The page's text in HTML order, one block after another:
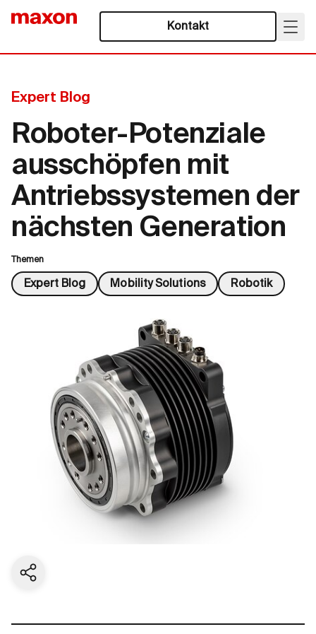
Kontakt
Expert Blog
Roboter-Potenziale
ausschöpfen mit
Antriebssystemen der
nächsten Generation
Themen
Expert Blog Mobility Solutions Robotik
Aktuelle Seite teilen